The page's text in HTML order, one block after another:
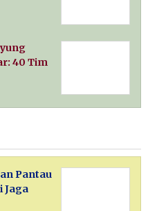
40 Tim
Pantau
Jaga